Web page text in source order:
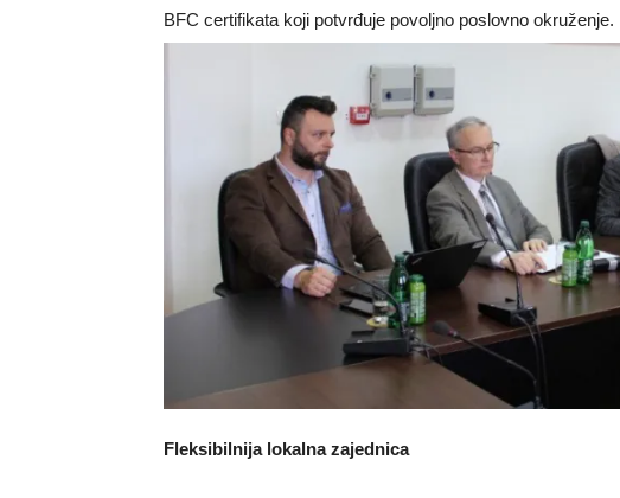
BFC certifikata koji potvrđuje povoljno poslovno okruženje.
Fleksibilnija lokalna zajednica